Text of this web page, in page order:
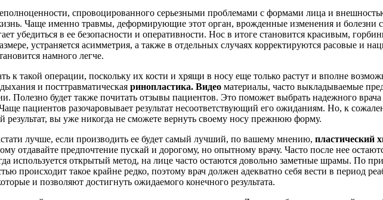
спровоцированного серьезными проблемами с формами лица и
Чаще именно травмы, деформирующие этот орган, врожденные изменения и болезни
убедиться в ее безопасности и оперативности. Нос в итоге становится красивым,
устраняется асимметрия, а также в отдельных случаях корректируются расовые и
намного легче.
к такой операции, поскольку их кости и хрящи в носу еще только растут и вполне
и посттравматическая ринопластика. Видео материалы, часто выкладываемые
Полезно будет также почитать отзывы пациентов. Это поможет выбрать надежного
пациентов разочаровывает результат несоответствующий его ожиданиям. Но, к
вы уже никогда не сможете вернуть своему носу прежнюю форму.
лучше, если производить ее будет самый лучший, по вашему мнению, пластический
отдавайте предпочтение пускай и дорогому, но опытному врачу. Часто после нее
используется открытый метод, на лице часто остаются довольно заметные шрамы. По
происходит такое крайне редко, поэтому врач должен адекватно себя вести в период
и позволяют достигнуть ожидаемого конечного результата.